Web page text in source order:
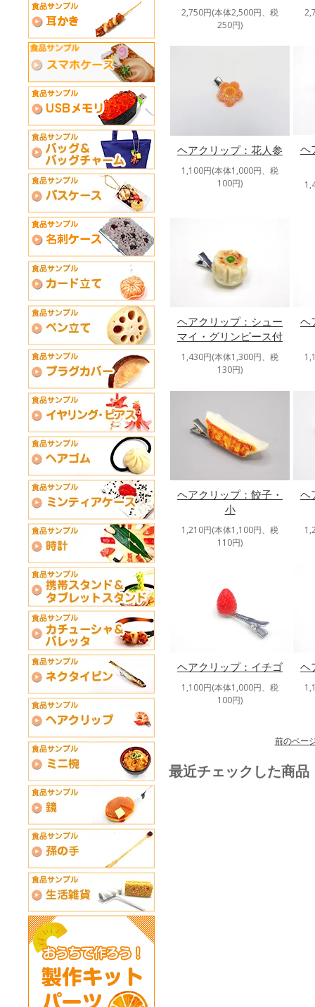
2,750円(本体2,500円、税
250円)
ヘアクリップ：花人参
1,100円(本体1,000円、税
100円)
ヘ
ヘアクリップ：シュー
マイ・グリンピース付
1,430円(本体1,300円、税
130円)
ヘ
ヘアクリップ：餃子・
小
1,210円(本体1,100円、税
110円)
ヘ
ヘアクリップ：イチゴ
1,100円(本体1,000円、税
100円)
ヘ
前のペー
最近チェックした商品